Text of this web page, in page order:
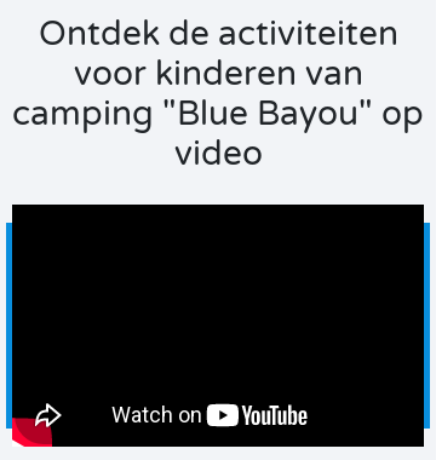
Ontdek de activiteiten
voor kinderen van
camping "Blue Bayou" op
video